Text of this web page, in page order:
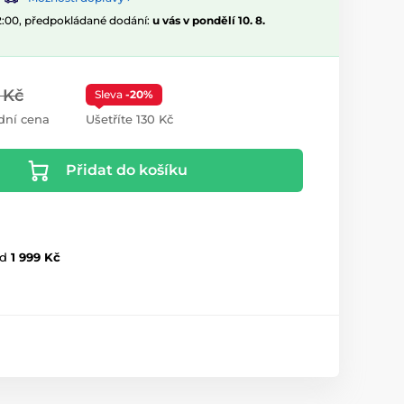
předpokládané dodání: u vás v pondělí 10. 8.
cena
Sleva -20%
Ušetříte 130 Kč
Přidat do košíku
1 999 Kč